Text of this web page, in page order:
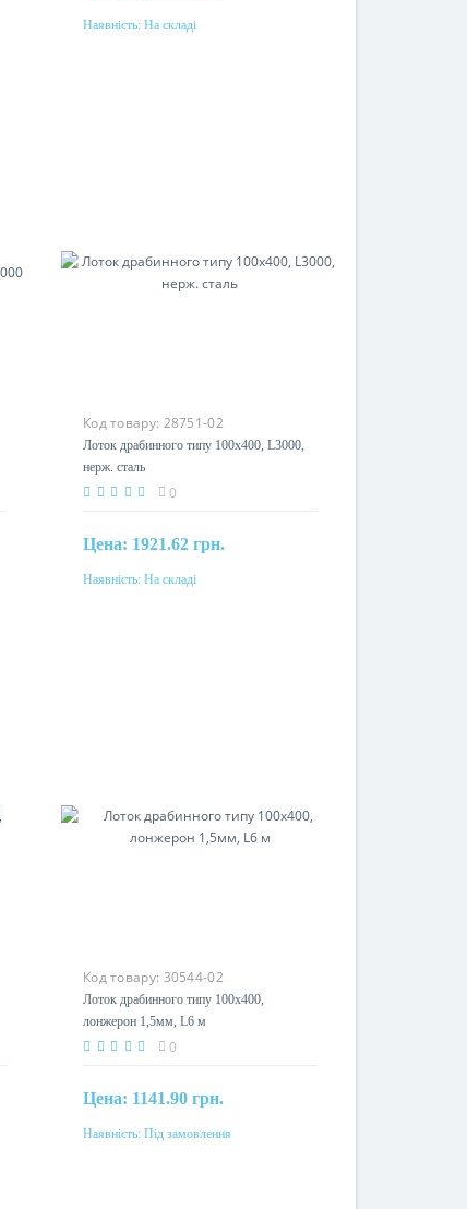
Купити
Наявність: На складі
Код товару: 28751-02
Лоток драбинного типу 100х400,
L3000, нерж. сталь
0
Цена: 1921.62 грн.
Купити
Наявність: На складі
Код товару: 30544-02
Лоток драбинного типу 100х400,
лонжерон 1,5мм, L6 м
0
Цена: 1141.90 грн.
Під замовлення
Наявність: Під замовлення